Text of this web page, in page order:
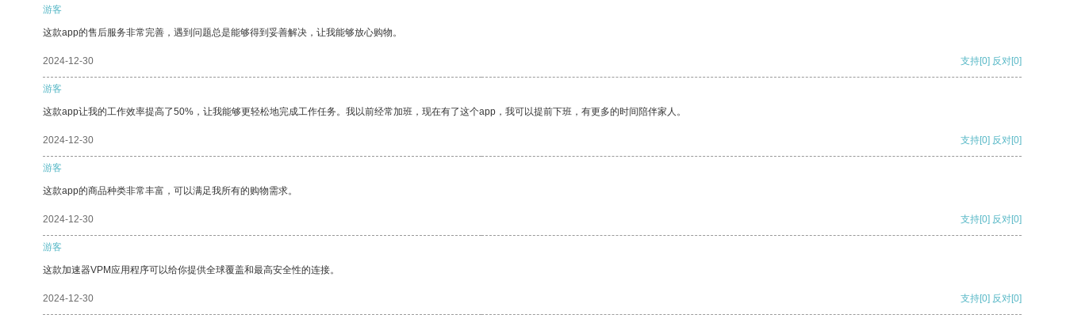
游客
这款app的售后服务非常完善，遇到问题总是能够得到妥善解决，让我能够放心购物。
2024-12-30 支持[0] 反对[0]
游客
这款app让我的工作效率提高了50%，让我能够更轻松地完成工作任务。我以前经常加班，现在有了这个app，我可以提前下班，有更多的时间陪伴家人。
2024-12-30 支持[0] 反对[0]
游客
这款app的商品种类非常丰富，可以满足我所有的购物需求。
2024-12-30 支持[0] 反对[0]
游客
这款加速器VPM应用程序可以给你提供全球覆盖和最高安全性的连接。
2024-12-30 支持[0] 反对[0]